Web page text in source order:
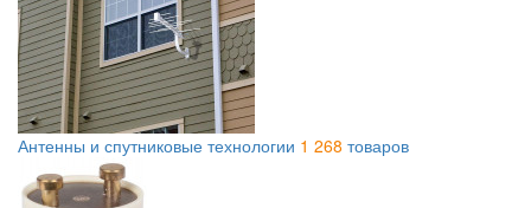
Антенны и спутниковые технологии 1 268 товаров